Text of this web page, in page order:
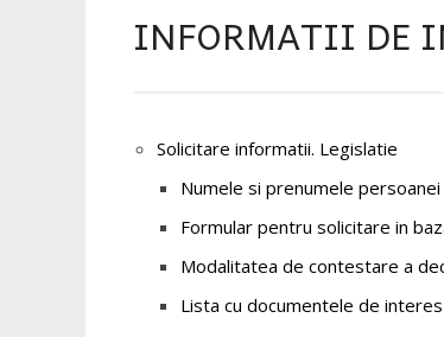
INFORMATII DE
Solicitare informatii. Legislatie
Numele si prenumele
Formular pentru solicitare in
Modalitatea de contestare a
Lista cu documentele de